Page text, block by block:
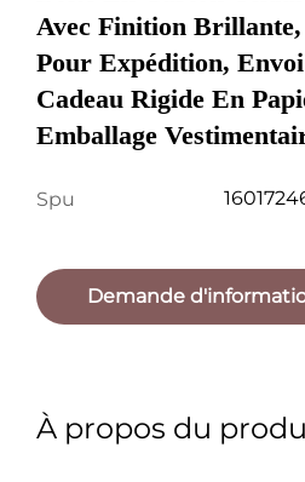
Avec Finition Brillante,
Pour Expédition,
Cadeau Rigide En
Emballage
Spu
Demande
À propos du